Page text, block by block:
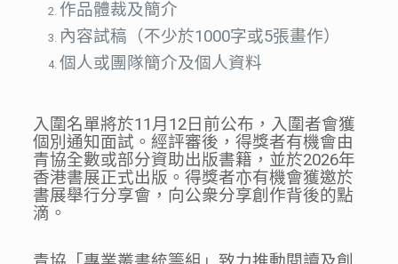
作品體裁及簡介
內容試稿（不少於1000字或5張畫作）
個人或團隊簡介及個人資料
入圍名單將於11月12日前公布，入圍者會獲
個別通知面試。經評審後，得獎者有機會由
青協全數或部分資助出版書籍，並於2026年
香港書展正式出版。得獎者亦有機會獲邀於
書展舉行分享會，向公衆分享創作背後的點
滴。